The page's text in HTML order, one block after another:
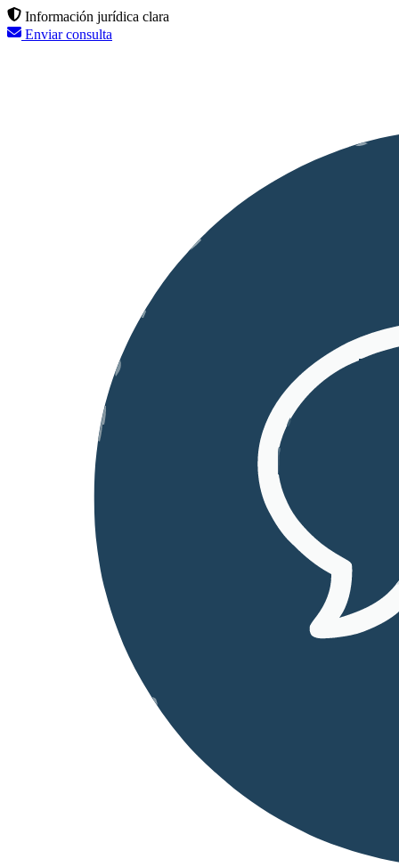
Información jurídica clara
Enviar consulta